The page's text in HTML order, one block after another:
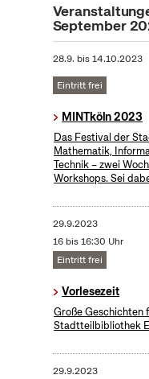
September
28.9. bis14.10.2023
Eintritt frei
MINTköln 2023
Das Festival der
Mathematik,
Technik – zwei
Workshops. Sei
29.9.2023
16 bis 16:30 Uhr
Eintritt frei
Vorlesezeit
Große Geschichten
Stadtteilbibliothek
29.9.2023